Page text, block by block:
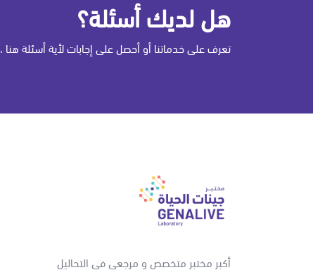
هل لديك أسئلة؟
تعرف على خدماتنا أو أحصل على إجابات لأية أسئلة هنا
أكبر مختبر متخصص و مرجعي في التحاليل